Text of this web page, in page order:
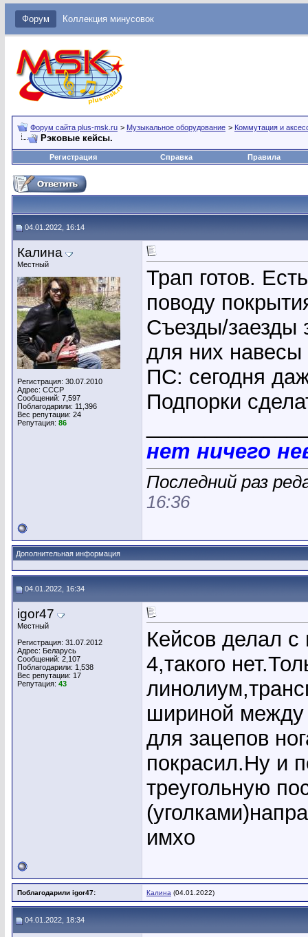
Форум Коллекция минусовок
Форум сайта plus-msk.ru > Музыкальное оборудование > Коммутация и
Рэковые кейсы.
Регистрация Справка Правила
04.01.2022, 16:14
Калина
Местный
Регистрация: 30.07.2010
Адрес: СССР
Сообщений: 7,597
Поблагодарили: 11,396
Вес репутации: 24
Репутация: 86
Трап готов.
поводу
Съезды/заезды
для них навесы
ПС: сегодня
Подпорки
нет ничего
Последний раз
16:36
Дополнительная информация
04.01.2022, 16:34
igor47
Местный
Регистрация: 31.07.2012
Адрес: Беларусь
Сообщений: 2,107
Поблагодарили: 1,538
Вес репутации: 17
Репутация: 43
Кейсов делал с
4,такого
шириной между
для зацепов
покрасил.Ну и
треугольную
имхо
Поблагодарили igor47: Калина (04.01.2022)
04.01.2022, 18:34